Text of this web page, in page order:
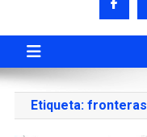
Etiqueta: fronteras